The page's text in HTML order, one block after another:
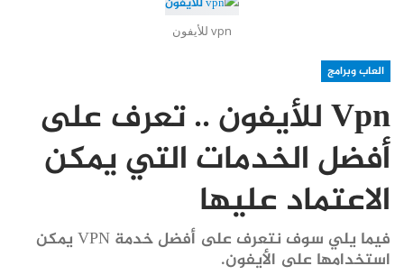
vpn للأيفون
العاب وبرامج
Vpn للأيفون .. تعرف على
أفضل الخدمات التي يمكن
الاعتماد عليها
فيما يلي سوف نتعرف على أفضل خدمة VPN يمكن
استخدامها على الأيفون.